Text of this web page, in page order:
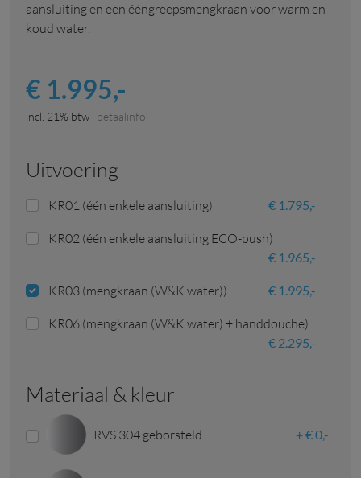
aansluiting en een ééngreepsmengkraan voor warm en
koud water.
€ 1.995,-
incl. 21% btw betaalinfo
uitvoering
KR01 (één enkele aansluiting) € 1.795,-
KR02 (één enkele aansluiting ECO-push)
€ 1.965,-
KR03 (mengkraan (W&K water)) € 1.995,-
KR06 (mengkraan (W&K water) + handdouche)
€ 2.295,-
Materiaal & kleur
RVS 304 geborsteld € 0,-